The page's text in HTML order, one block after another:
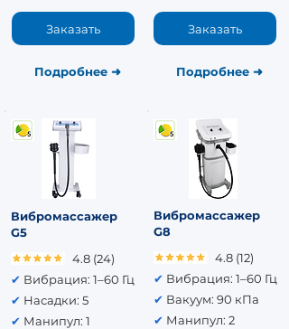
Заказать
Подробнее ➜
Заказать
Подробнее ➜
Вибромассажер
G5
4.8 (24)
✔ Вибрация: 1–60 Гц
✔ Насадки: 5
✔ Манипул: 1
Вибромассажер
G8
4.8 (12)
✔ Вибрация: 1–60 Гц
✔ Вакуум: 90 кПа
✔ Манипул: 2